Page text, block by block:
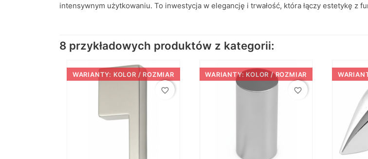
intensywnym użytkowaniu. To inwestycja w elegancję i trwałość, która łączy estetykę z
8 przykładowych produktów z kategorii:
WARIANTY: KOLOR / ROZMIAR
favorite_border
WARIANTY: KOLOR / ROZMIAR
favorite_border